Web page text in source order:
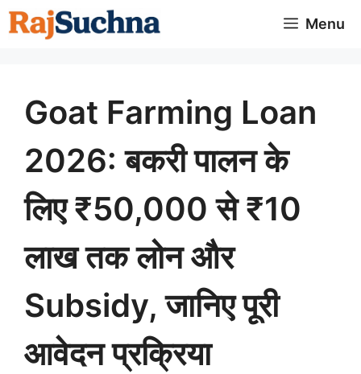
Skip
to
Menu
Goat Farming Loan
2026: बकरी पालन के
लिए ₹50,000 से ₹10
लाख तक लोन और
Subsidy, जानिए पूरी
आवेदन प्रक्रिया